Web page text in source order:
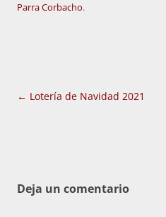
Parra Corbacho.
Navegación
← Lotería de Navidad 2021
Deja un comentario